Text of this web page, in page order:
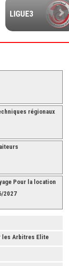
LIGUE3
régionaux
Pour la location
2027
les Arbitres Elite